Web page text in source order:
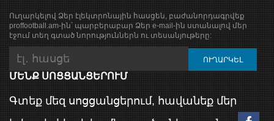
Ուղարկելով Ձեր էլեկտրոնային հասցեն, բաժանորդագրվեք
proffootball.am-ին՝ պարբերաբար Ձեր e-mail-ին ստանալով մեր
էջում տեղ գտած նորություններն ու տեսանյութերը:
ՄԵՆՔ ՍՈՑՑԱՆՑԵՐՈՒՄ
Գտեք մեզ սոցցանցերում, հավանեք մեր